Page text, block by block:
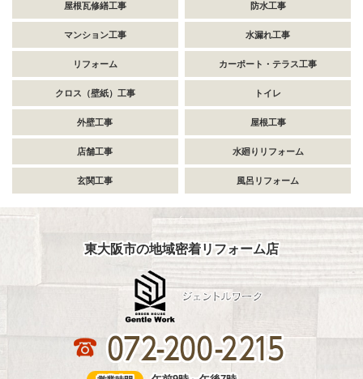
屋根瓦修繕工事 防水工事
マンション工事 水漏れ工事
リフォーム カーポート・テラス工事
クロス（壁紙）工事 トイレ
外壁工事 屋根工事
店舗工事 水廻りリフォーム
玄関工事 風呂リフォーム
東大阪市の地域密着リフォーム店